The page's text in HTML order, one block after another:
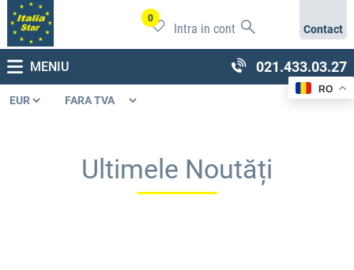
0
Intra in cont Contact
MENIU 021.433.03.27
Ultimele Noutăți
RO